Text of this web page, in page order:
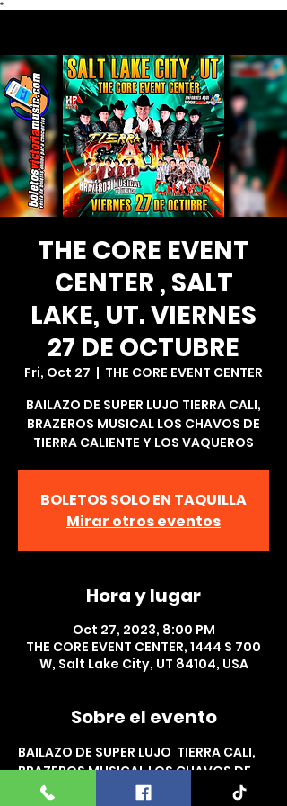
*
THE CORE EVENT
CENTER , SALT
LAKE, UT. VIERNES
27 DE OCTUBRE
Fri, Oct 27
  |
THE CORE EVENT CENTER
BAILAZO DE SUPER LUJO TIERRA CALI,
BRAZEROS MUSICAL LOS CHAVOS DE
TIERRA CALIENTE Y LOS VAQUEROS
BOLETOS SOLO EN TAQUILLA
Mirar otros eventos
Hora y lugar
Oct 27, 2023, 8:00 PM
THE CORE EVENT CENTER, 1444 S 700
W, Salt Lake City, UT 84104, USA
Sobre el evento
BAILAZO DE SUPER LUJO  TIERRA CALI,
BRAZEROS MUSICAL LOS CHAVOS DE
TIERRA CALIENTE Y LOS VAQUEROS   EN